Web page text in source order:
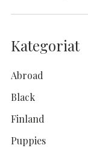
Kategoriat
Abroad
Black
Finland
Puppies